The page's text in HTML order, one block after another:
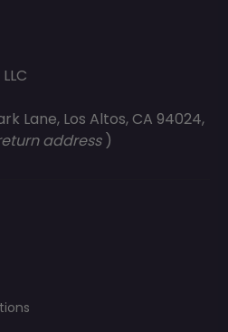
Lane, Los Altos, CA 94024,
address)